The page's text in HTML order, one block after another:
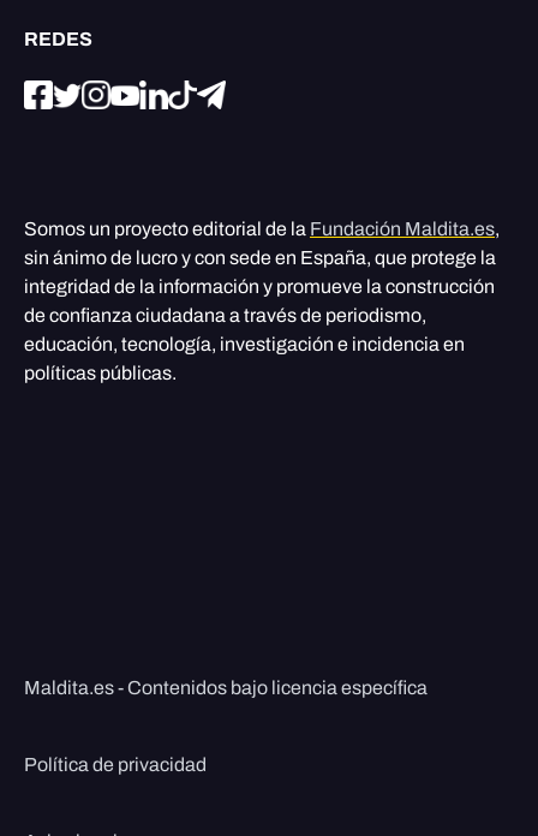
REDES
Somos un proyecto editorial de la Fundación Maldita.es,
sin ánimo de lucro y con sede en España, que protege la
integridad de la información y promueve la construcción
de confianza ciudadana a través de periodismo,
educación, tecnología, investigación e incidencia en
políticas públicas.
Maldita.es - Contenidos bajo licencia específica
Política de privacidad